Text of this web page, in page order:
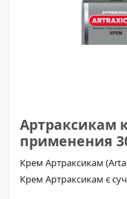
Артраксикам
применения
Крем Артраксикам
Крем Артраксикам є